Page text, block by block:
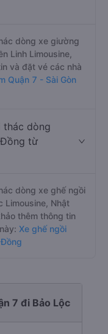
dòng xe giường
Linh Limousine,
và đặt vé các nhà
Quận 7 - Sài Gòn
thác dòng
từ
dòng xe ghế ngồi
Limousine, Nhật
thêm thông tin
Xe ghế ngồi
7 đi Bảo Lộc